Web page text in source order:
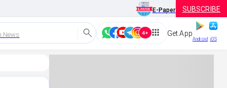
E-Paper SUBSCRIBE
News Get App
Android iOS